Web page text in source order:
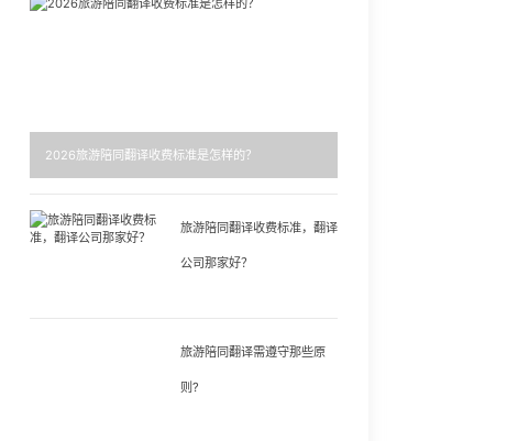
2026旅游陪同翻译收费标准是怎样的？
旅游陪同翻译收费标准，翻译
公司那家好？
旅游陪同翻译需遵守那些原
则?